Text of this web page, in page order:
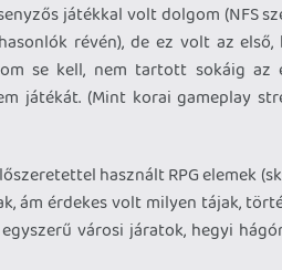
játékkal volt dolgom (NFS
révén), de ez volt az
se kell, nem tartott sokáig az
játékát. (Mint korai gameplay
használt RPG elemek
ám érdekes volt milyen tájak,
városi járatok, hegyi